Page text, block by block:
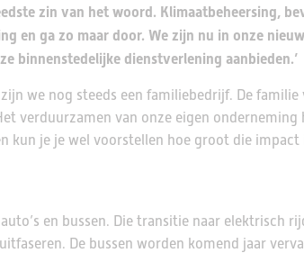
zin van het woord. Klimaatbeheersing,
en ga zo maar door. We zijn nu in onze
binnenstedelijke dienstverlening aanbieden.’
we nog steeds een familiebedrijf. De
verduurzamen van onze eigen onderneming
kun je je wel voorstellen hoe groot die impact
en bussen. Die transitie naar elektrisch
De bussen worden komend jaar